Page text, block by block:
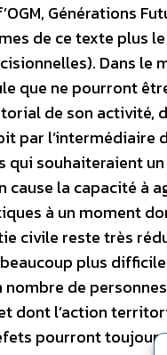
Générations
de ce texte plus
Dans le
que ne pourront
de son activité,
par l’intermédiaire
qui souhaiteraient
la capacité à
à un moment
civile reste très
plus
de
dont l’action
pourront